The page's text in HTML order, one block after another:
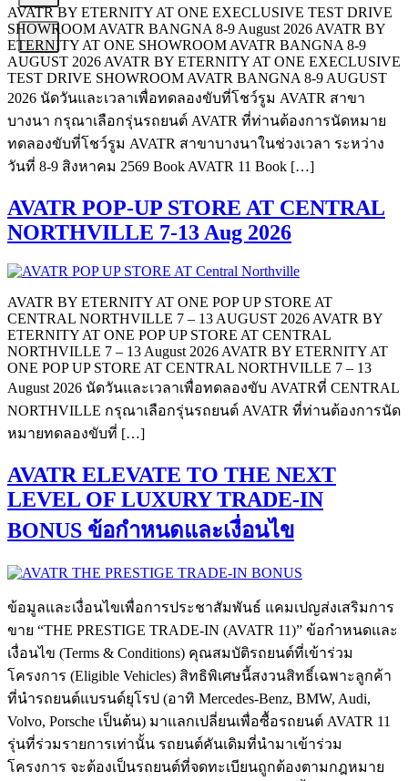
X
AVATR BY ETERNITY AT ONE EXECLUSIVE TEST DRIVE
SHOWROOM AVATR BANGNA 8-9 August 2026 AVATR BY
ETERNITY AT ONE SHOWROOM AVATR BANGNA​ 8-9
AUGUST 2026 AVATR BY ETERNITY AT ONE EXECLUSIVE
TEST DRIVE SHOWROOM AVATR BANGNA​ 8-9 AUGUST
2026 นัดวันและเวลาเพื่อทดลองขับที่โชว์รูม AVATR สาขา
บางนา กรุณาเลือกรุ่นรถยนต์ AVATR ที่ท่านต้องการนัดหมาย
ทดลองขับที่โชว์รูม AVATR สาขาบางนาในช่วงเวลา ระหว่าง
วันที่ 8-9 สิงหาคม 2569 Book AVATR 11 Book […]
AVATR POP-UP STORE AT CENTRAL
NORTHVILLE 7-13 Aug 2026
AVATR BY ETERNITY AT ONE POP UP STORE AT
CENTRAL NORTHVILLE 7 – 13 AUGUST 2026 AVATR BY
ETERNITY AT ONE POP UP STORE AT CENTRAL
NORTHVILLE 7 – 13 August 2026 AVATR BY ETERNITY AT
ONE POP UP STORE AT CENTRAL NORTHVILLE 7 – 13
August 2026 นัดวันและเวลาเพื่อทดลองขับ AVATRที่ CENTRAL
NORTHVILLE กรุณาเลือกรุ่นรถยนต์ AVATR ที่ท่านต้องการนัด
หมายทดลองขับที่ […]
AVATR ELEVATE TO THE NEXT
LEVEL OF LUXURY TRADE-IN
BONUS ข้อกำหนดและเงื่อนไข
ข้อมูลและเงื่อนไขเพื่อการประชาสัมพันธ์ แคมเปญส่งเสริมการ
ขาย “THE PRESTIGE TRADE-IN (AVATR 11)” ข้อกำหนดและ
เงื่อนไข (Terms & Conditions) คุณสมบัติรถยนต์ที่เข้าร่วม
โครงการ (Eligible Vehicles) สิทธิพิเศษนี้สงวนสิทธิ์เฉพาะลูกค้า
ที่นำรถยนต์แบรนด์ยุโรป (อาทิ Mercedes-Benz, BMW, Audi,
Volvo, Porsche เป็นต้น) มาแลกเปลี่ยนเพื่อซื้อรถยนต์ AVATR 11
รุ่นที่ร่วมรายการเท่านั้น รถยนต์คันเดิมที่นำมาเข้าร่วม
โครงการ จะต้องเป็นรถยนต์ที่จดทะเบียนถูกต้องตามกฎหมาย